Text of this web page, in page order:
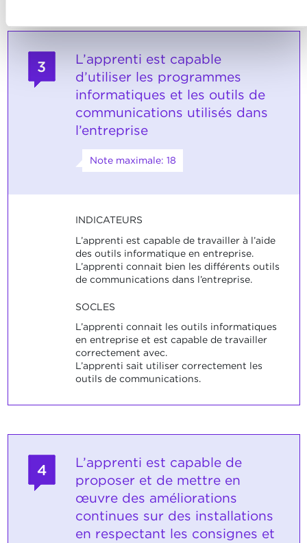
3
L’apprenti est capable
d’utiliser les programmes
informatiques et les outils de
communications utilisés dans
l’entreprise
Note maximale: 18
INDICATEURS
L’apprenti est capable de travailler à l’aide
des outils informatique en entreprise.
L’apprenti connait bien les différents outils
de communications dans l’entreprise.
SOCLES
L’apprenti connait les outils informatiques
en entreprise et est capable de travailler
correctement avec.
L’apprenti sait utiliser correctement les
outils de communications.
4
L’apprenti est capable de
proposer et de mettre en
œuvre des améliorations
continues sur des installations
en respectant les consignes et